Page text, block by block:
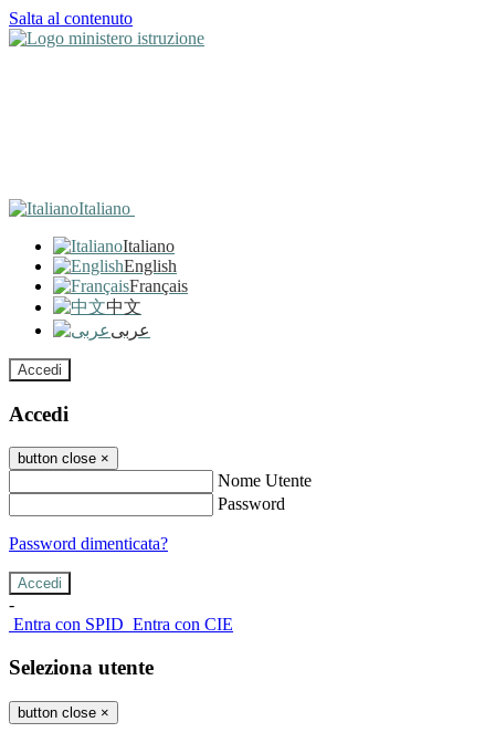
Salta al contenuto
Italiano
Italiano
English
Français
中文
عربى
Accedi
Accedi
button close ×
Nome Utente
Password
Password dimenticata?
-
Entra con SPID Entra con CIE
Seleziona utente
button close ×